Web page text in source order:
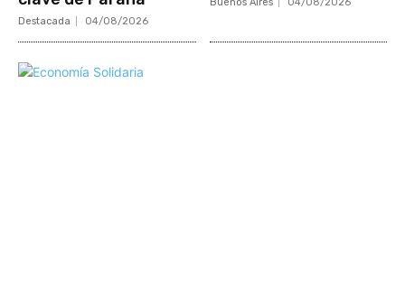
Destacada 04/08/2026
Buenos Aires 04/08/2026